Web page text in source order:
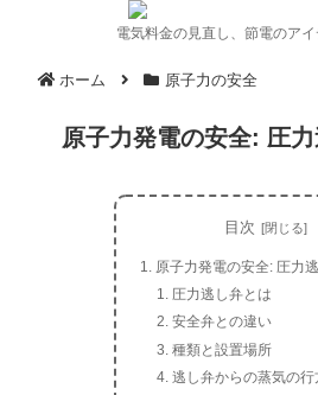
電気料金の見直し、節電のア
ホーム 原子力の安全
原子力発電の安全: 圧
目次
原子力発電の安全: 圧力
圧力逃し弁とは
安全弁との違い
種類と設置場所
逃し弁からの蒸気の行